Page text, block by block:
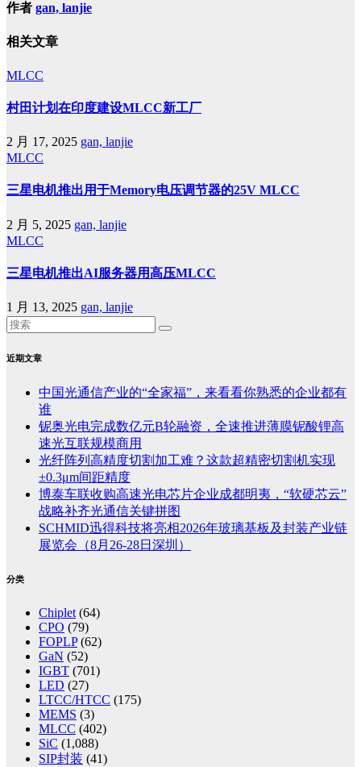
作者 gan, lanjie
相关文章
MLCC
村田计划在印度建设MLCC新工厂
2 月 17, 2025 gan, lanjie
MLCC
三星电机推出用于Memory电压调节器的25V MLCC
2 月 5, 2025 gan, lanjie
MLCC
三星电机推出AI服务器用高压MLCC
1 月 13, 2025 gan, lanjie
近期文章
中国光通信产业的“全家福”，来看看你熟悉的企业都有
谁
铌奥光电完成数亿元B轮融资，全速推进薄膜铌酸锂高
速光互联规模商用
光纤阵列高精度切割加工难？这款超精密切割机实现
±0.3μm间距精度
博泰车联收购高速光电芯片企业成都明夷，“软硬芯云”
战略补齐光通信关键拼图
SCHMID迅得科技将亮相2026年玻璃基板及封装产业链
展览会（8月26-28日深圳）
分类
Chiplet (64)
CPO (79)
FOPLP(62)
GaN (52)
IGBT (701)
LED (27)
LTCC/HTCC (175)
MEMS (3)
MLCC (402)
SiC (1,088)
SIP封装 (41)